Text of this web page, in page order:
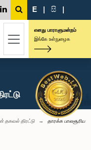
E | සි |
எனது பாராளுமன்றம்
இங்கே உள்நுழைக
தகவல் திரட்டு தாரக்க பாலசூரிய